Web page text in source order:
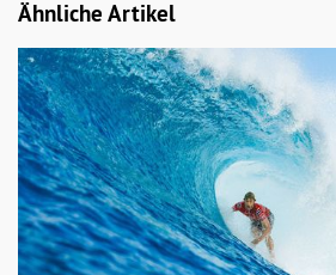
Ähnliche Artikel